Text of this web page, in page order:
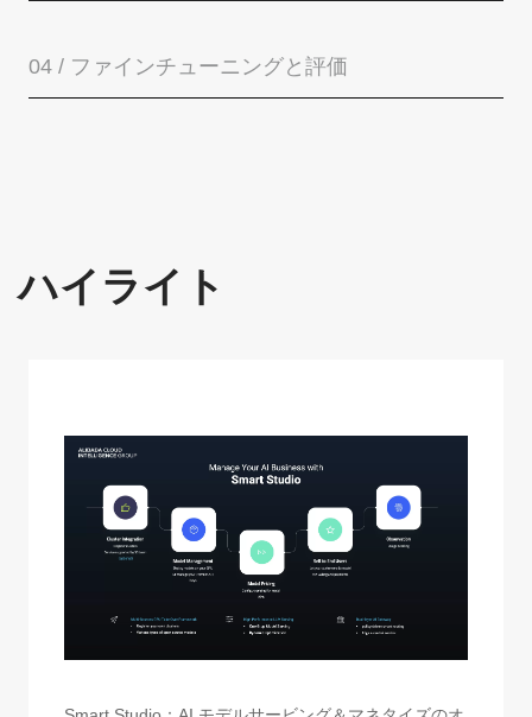
04 / ファインチューニングと評価
AI データセット準備
高度なファインチューニング
ハイライト